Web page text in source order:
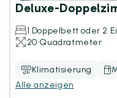
Deluxe-
1 Doppelbett oder 2
20 Quadratmeter
Klimatisierung
Alle anzeigen